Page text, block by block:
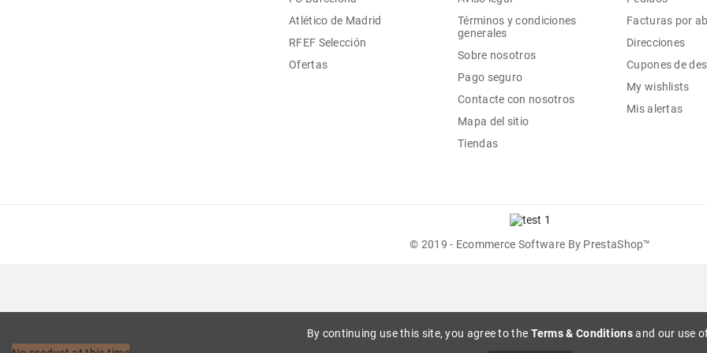
By continuing use this site, you agree to the Terms & Conditionsand our use
Atlético de Madrid
RFEF Selección
Ofertas
Términos y condiciones
generales
Sobre nosotros
Pago seguro
Contacte con nosotros
Mapa del sitio
Tiendas
Facturas por
Direcciones
Cupones de
My wishlists
Mis alertas
© 2019 - Ecommerce Software By PrestaShop™